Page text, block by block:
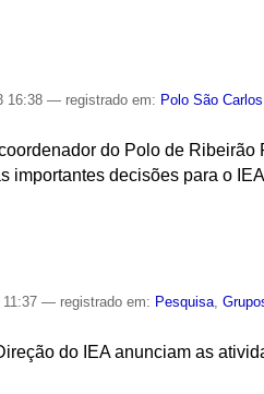
16:38— registrado em: Polo São Carlos
do Polo de Ribeirão
importantes decisões para o
11:37— registrado em: Pesquisa,
do IEA anunciam as